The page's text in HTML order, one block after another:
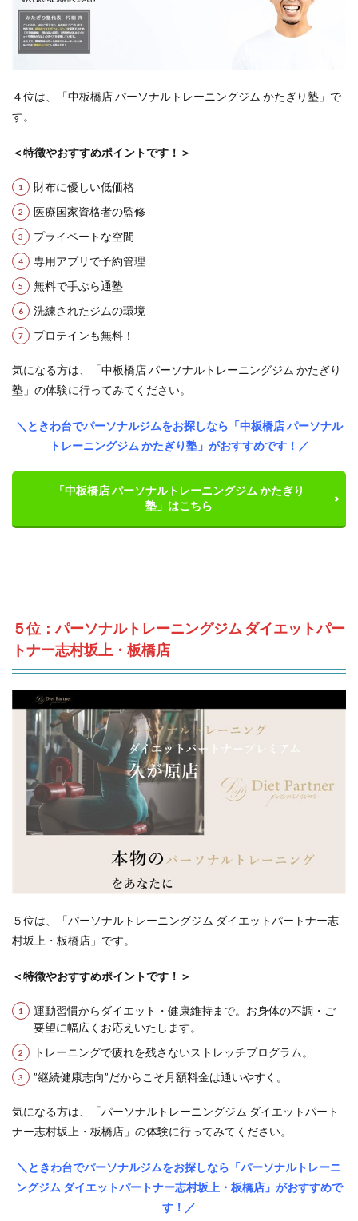
４位は、「中板橋店 パーソナルトレーニングジム かたぎり塾」で
す。
＜特徴やおすすめポイントです！＞
財布に優しい低価格
医療国家資格者の監修
プライベートな空間
専用アプリで予約管理
無料で手ぶら通塾
洗練されたジムの環境
プロテインも無料！
気になる方は、「中板橋店 パーソナルトレーニングジム かたぎり
塾」の体験に行ってみてください。
＼ときわ台でパーソナルジムをお探しなら「中板橋店 パーソナル
トレーニングジム かたぎり塾」がおすすめです！／
「中板橋店 パーソナルトレーニングジム かたぎり
塾」はこちら
５位：パーソナルトレーニングジム ダイエットパー
トナー志村坂上・板橋店
５位は、「パーソナルトレーニングジム ダイエットパートナー志
村坂上・板橋店」です。
＜特徴やおすすめポイントです！＞
運動習慣からダイエット・健康維持まで。お身体の不調・ご
要望に幅広くお応えいたします。
トレーニングで疲れを残さないストレッチプログラム。
”継続健康志向”だからこそ月額料金は通いやすく。
気になる方は、「パーソナルトレーニングジム ダイエットパート
ナー志村坂上・板橋店」の体験に行ってみてください。
＼ときわ台でパーソナルジムをお探しなら「パーソナルトレーニ
ングジム ダイエットパートナー志村坂上・板橋店」がおすすめで
す！／